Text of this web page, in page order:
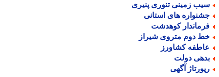
زمینی تنوری پنیری
های استانی
کوهدشت
دوم متروی شیراز
کشاورز
دولت
آگهی